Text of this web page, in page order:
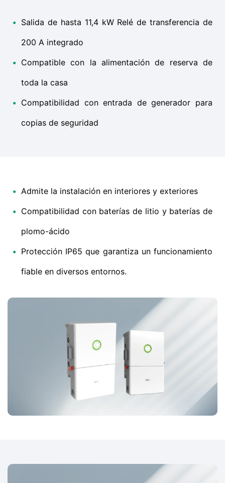
• Salida de hasta 11,4 kW Relé de transferencia de
200 A integrado
• Compatible con la alimentación de reserva de
toda la casa
• Compatibilidad con entrada de generador para
copias de seguridad
• Admite la instalación en interiores y exteriores
• Compatibilidad con baterías de litio y baterías de
plomo-ácido
• Protección IP65 que garantiza un funcionamiento
fiable en diversos entornos.